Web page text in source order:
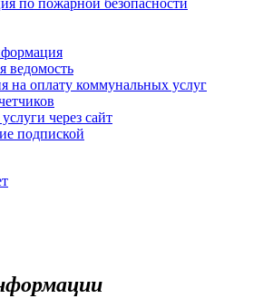
по пожарной безопасности
ведомость
на оплату коммунальных услуг
через сайт
подпиской